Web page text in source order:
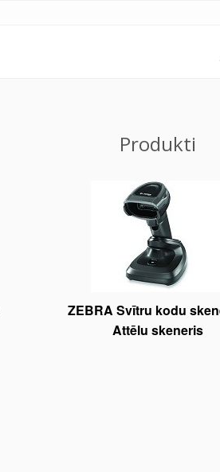
Produkti
ZEBRA Svītru kodu
Attēlu skeneris